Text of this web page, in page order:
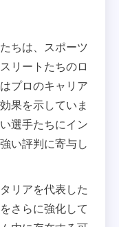
ちは、スポーツ
リートたちのロ
プロのキャリア
果を示していま
選手たちにイン
い評判に寄与し
リアを代表した
さらに強化して